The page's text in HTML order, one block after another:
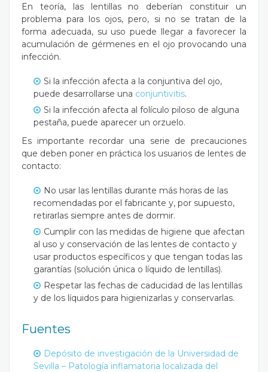
En teoría, las lentillas no deberían constituir un
problema para los ojos, pero, si no se tratan de la
forma adecuada, su uso puede llegar a favorecer la
acumulación de gérmenes en el ojo provocando una
infección.
Si la infección afecta a la conjuntiva del ojo,
puede desarrollarse una conjuntivitis.
Si la infección afecta al folículo piloso de alguna
pestaña, puede aparecer un orzuelo.
Es importante recordar una serie de precauciones
que deben poner en práctica los usuarios de lentes de
contacto:
No usar las lentillas durante más horas de las
recomendadas por el fabricante y, por supuesto,
retirarlas siempre antes de dormir.
Cumplir con las medidas de higiene que afectan
al uso y conservación de las lentes de contacto y
usar productos específicos y que tengan todas las
garantías (solución única o líquido de lentillas).
Respetar las fechas de caducidad de las lentillas
y de los líquidos para higienizarlas y conservarlas.
Fuentes
Depósito de investigación de la Universidad de
Sevilla – Patología inflamatoria localizada del